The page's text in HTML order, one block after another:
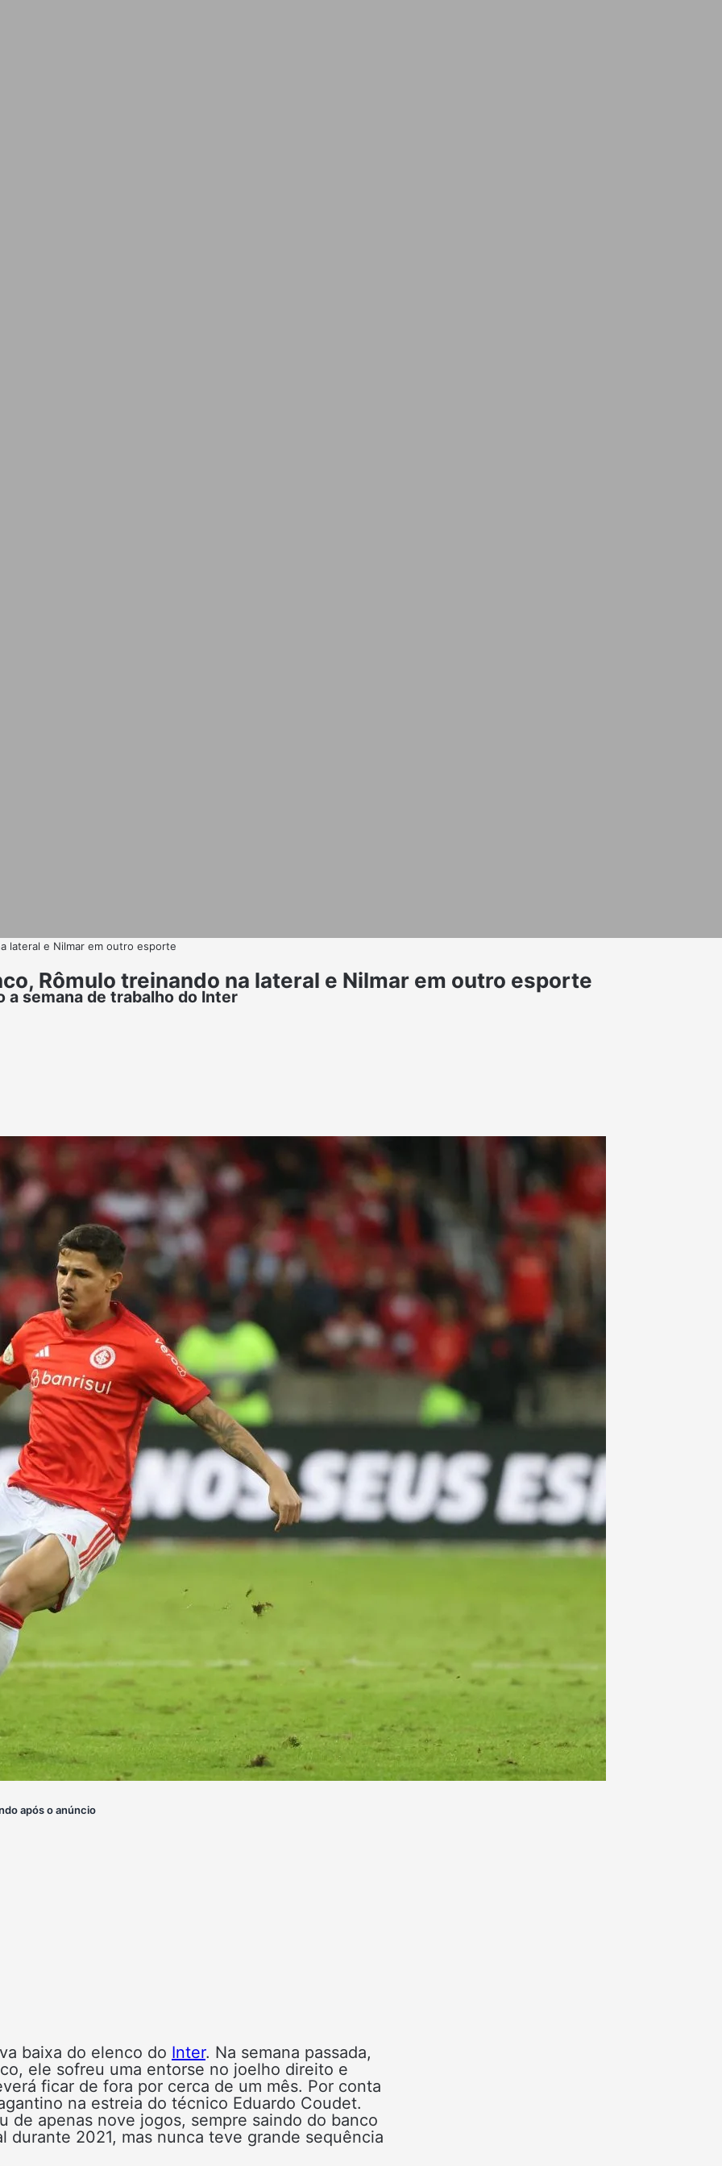
lateral e Nilmar em outro esporte
Rômulo treinando na lateral e Nilmar em outro esporte
a semana de trabalho do Inter
após o anúncio
baixa do elenco do Inter. Na semana passada,
ele sofreu uma entorse no joelho direito e
ficar de fora por cerca de um mês. Por conta
na estreia do técnico Eduardo Coudet.
de apenas nove jogos, sempre saindo do banco
2021, mas nunca teve grande sequência